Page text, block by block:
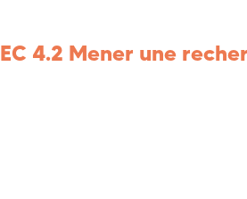
EC 4.2 Mener une